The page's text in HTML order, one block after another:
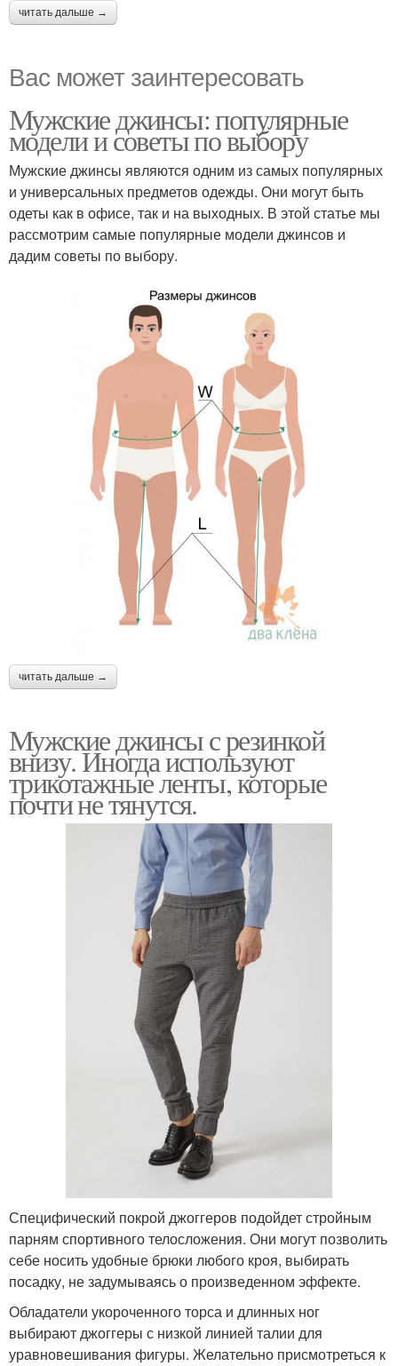
читать дальше →
Вас может заинтересовать
Мужские джинсы: популярные
модели и советы по выбору
Мужские джинсы являются одним из самых популярных
и универсальных предметов одежды. Они могут быть
одеты как в офисе, так и на выходных. В этой статье мы
рассмотрим самые популярные модели джинсов и
дадим советы по выбору.
читать дальше →
Мужские джинсы с резинкой
внизу. Иногда используют
трикотажные ленты, которые
почти не тянутся.
Специфический покрой джоггеров подойдет стройным
парням спортивного телосложения. Они могут позволить
себе носить удобные брюки любого кроя, выбирать
посадку, не задумываясь о произведенном эффекте.
Обладатели укороченного торса и длинных ног
выбирают джоггеры с низкой линией талии для
уравновешивания фигуры. Желательно присмотреться к